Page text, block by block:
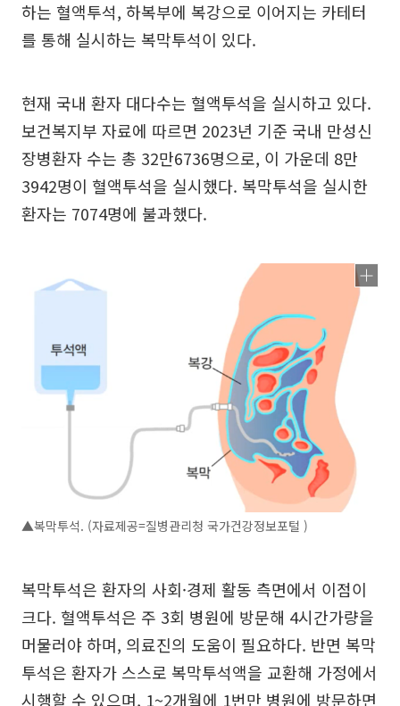
하는 혈액투석, 하복부에 복강으로 이어지는 카테터
를 통해 실시하는 복막투석이 있다.
현재 국내 환자 대다수는 혈액투석을 실시하고 있다.
보건복지부 자료에 따르면 2023년 기준 국내 만성신
장병환자 수는 총 32만6736명으로, 이 가운데 8만
3942명이 혈액투석을 실시했다. 복막투석을 실시한
환자는 7074명에 불과했다.
▲복막투석. (자료제공=질병관리청 국가건강정보포털 )
복막투석은 환자의 사회·경제 활동 측면에서 이점이
크다. 혈액투석은 주 3회 병원에 방문해 4시간가량을
머물러야 하며, 의료진의 도움이 필요하다. 반면 복막
투석은 환자가 스스로 복막투석액을 교환해 가정에서
시행할 수 있으며, 1~2개월에 1번만 병원에 방문하면